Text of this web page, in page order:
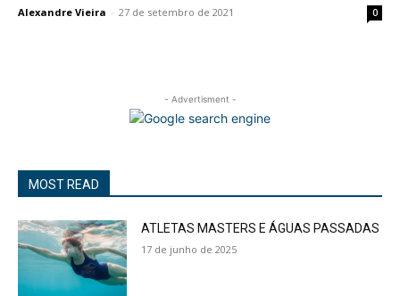
Alexandre Vieira - 27 de setembro de 2021 0
- Advertisment -
MOST READ
ATLETAS MASTERS E ÁGUAS PASSADAS
17 de junho de 2025